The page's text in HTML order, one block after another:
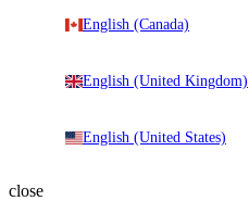
English (Canada)
English (United Kingdom)
English (United States)
close